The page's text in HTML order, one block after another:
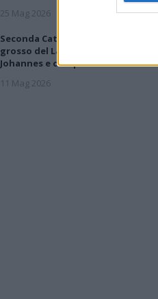
25 Mag 2026
Seconda Categoria, Play-Out: colpo
grosso del La Pineta che batte la
Johannes e conquista la salvezza
11 Mag 2026